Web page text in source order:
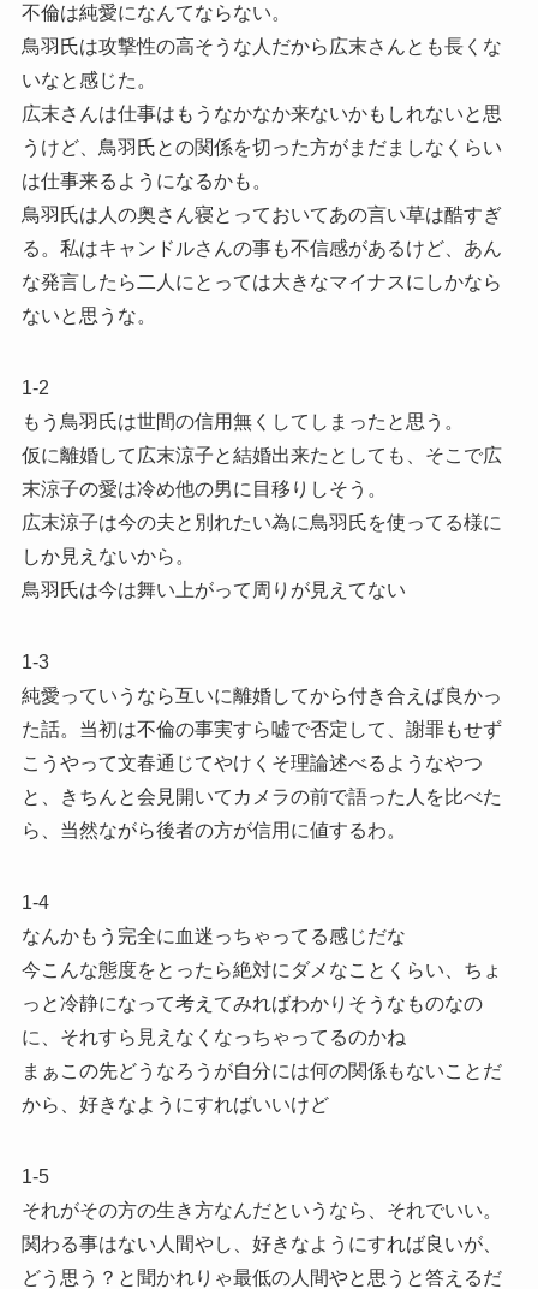
不倫は純愛になんてならない。
鳥羽氏は攻撃性の高そうな人だから広末さんとも長くな
いなと感じた。
広末さんは仕事はもうなかなか来ないかもしれないと思
うけど、鳥羽氏との関係を切った方がまだましなくらい
は仕事来るようになるかも。
鳥羽氏は人の奥さん寝とっておいてあの言い草は酷すぎ
る。私はキャンドルさんの事も不信感があるけど、あん
な発言したら二人にとっては大きなマイナスにしかなら
ないと思うな。
1-2
もう鳥羽氏は世間の信用無くしてしまったと思う。
仮に離婚して広末涼子と結婚出来たとしても、そこで広
末涼子の愛は冷め他の男に目移りしそう。
広末涼子は今の夫と別れたい為に鳥羽氏を使ってる様に
しか見えないから。
鳥羽氏は今は舞い上がって周りが見えてない
1-3
純愛っていうなら互いに離婚してから付き合えば良かっ
た話。当初は不倫の事実すら嘘で否定して、謝罪もせず
こうやって文春通じてやけくそ理論述べるようなやつ
と、きちんと会見開いてカメラの前で語った人を比べた
ら、当然ながら後者の方が信用に値するわ。
1-4
なんかもう完全に血迷っちゃってる感じだな
今こんな態度をとったら絶対にダメなことくらい、ちょ
っと冷静になって考えてみればわかりそうなものなの
に、それすら見えなくなっちゃってるのかね
まぁこの先どうなろうが自分には何の関係もないことだ
から、好きなようにすればいいけど
1-5
それがその方の生き方なんだというなら、それでいい。
関わる事はない人間やし、好きなようにすれば良いが、
どう思う？と聞かれりゃ最低の人間やと思うと答えるだ